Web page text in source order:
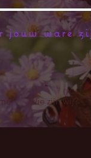
jouw ware
Wie zijn wij?